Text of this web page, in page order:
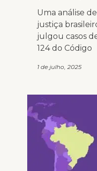
Uma análise
justiça
julgou casos
124 do Código
1 de julho, 2025